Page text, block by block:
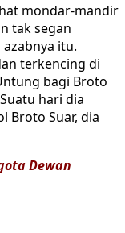
mondar-mandir
tak segan
itu.
terkencing di
bagi Broto
hari dia
Broto Suar, dia
Dewan